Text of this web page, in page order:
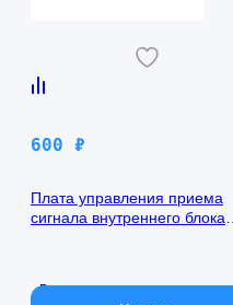
600 ₽
Плата управления приема
сигнала внутреннего блока
В наличии